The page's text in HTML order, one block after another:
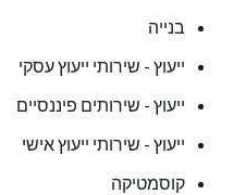
בנייה
ייעוץ - שירותי ייעוץ עסקי
ייעוץ - שירותים פיננסיים
ייעוץ - שירותי ייעוץ אישי
קוסמטיקה